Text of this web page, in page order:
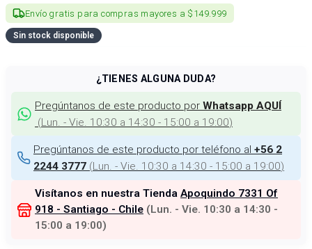
Envío gratis para compras mayores a $149.999
Sin stock disponible
¿TIENES ALGUNA DUDA?
Pregúntanos de este producto por Whatsapp AQUÍ
(Lun. - Vie. 10:30 a 14:30 - 15:00 a 19:00)
Pregúntanos de este producto por teléfono al +56 2
2244 3777 (Lun. - Vie. 10:30 a 14:30 - 15:00 a 19:00)
Visítanos en nuestra Tienda Apoquindo 7331 Of
918 - Santiago - Chile (Lun. - Vie. 10:30 a 14:30 -
15:00 a 19:00)